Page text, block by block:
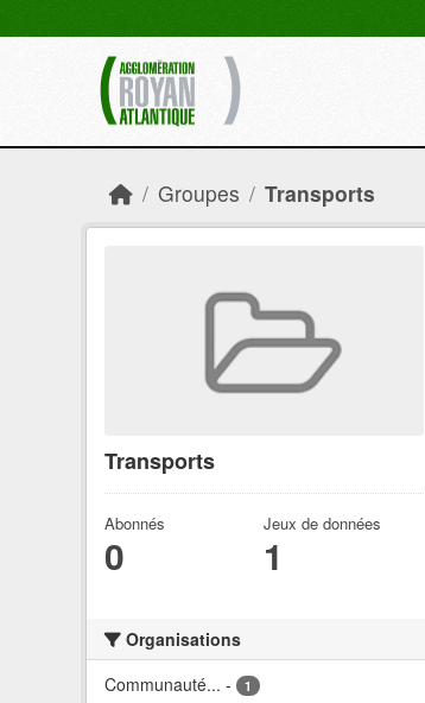
Groupes Transports
Transports
Abonnés
0
Jeux de données
1
Organisations
Communauté... - 1